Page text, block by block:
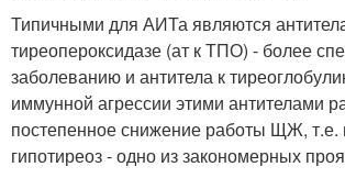
Типичными для АИТа являются
тиреопероксидазе (ат к ТПО) - более
заболеванию и антитела к
иммунной агрессии этими антителами
постепенное снижение работы ЩЖ, т.е.
гипотиреоз - одно из закономерных